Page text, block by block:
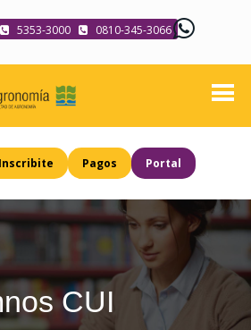
5353-3000 0810-345-3066
Inscribite Pagos Portal
CUI